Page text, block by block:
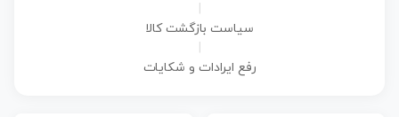
سیاست بازگشت کالا
رفع ایرادات و شکایات